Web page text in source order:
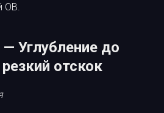
— Углубление до
отскок